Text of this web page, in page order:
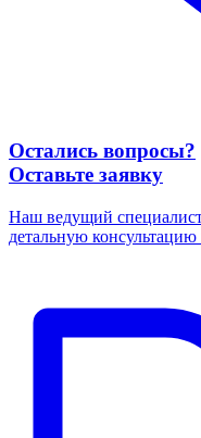
Остались вопросы?
Оставьте заявку
Наш ведущий
детальную